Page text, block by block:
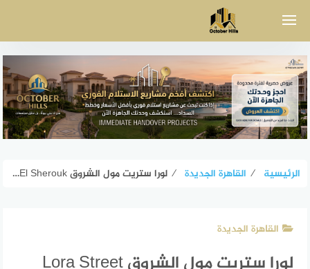
الرئيسية ⁄ القاهرة الجديدة ⁄ لورا ستريت مول الشروق Lora Street Mall El Sherouk تفاصيل الحجز
القاهرة الجديدة